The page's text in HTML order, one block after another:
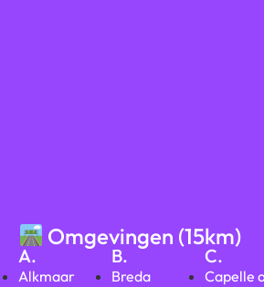
Omgevingen (15km)
A.
Alkmaar
B.
Breda
C.
Capelle